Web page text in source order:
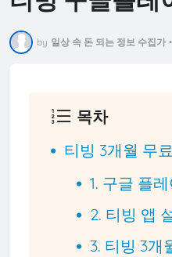
by 일상 속 돈 되는 정보 수집가 •
목차
티빙 3개월 무
1. 구글 플
2. 티빙 앱
3. 티빙 3개